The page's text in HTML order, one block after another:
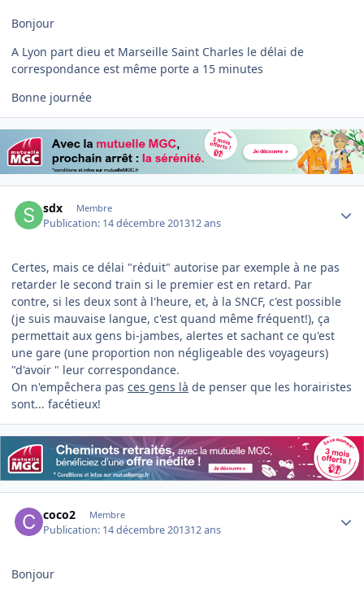
Bonjour
A Lyon part dieu et Marseille Saint Charles le délai de
correspondance est même porte a 15 minutes
Bonne journée
sdx Membre
Publication: 14 décembre 201312 ans
Certes, mais ce délai "réduit" autorise par exemple à ne pas
retarder le second train si le premier est en retard. Par
contre, si les deux sont à l'heure, et, à la SNCF, c'est possible
(je suis mauvaise langue, c'est quand même fréquent!), ça
permettait aux gens bi-jambes, alertes et sachant ce qu'est
une gare (une proportion non négligeable des voyageurs)
"d'avoir " leur correspondance.
On n'empêchera pas ces gens là de penser que les horairistes
sont... facétieux!
coco2 Membre
Publication: 14 décembre 201312 ans
Bonjour